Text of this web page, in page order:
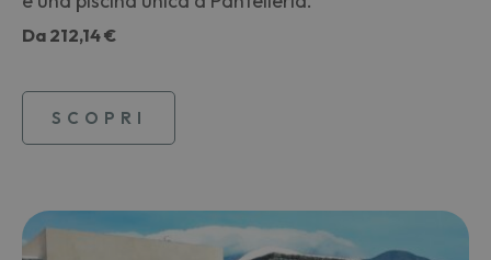
Da 212,14 €
SCOPRI